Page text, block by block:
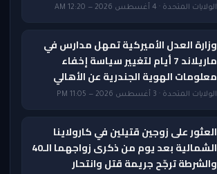
الولايات المتحدة · 4 أغسطس 2026 — 12:20 AM
وزارة العدل الأميركية تمهل مدارس في
ماريلاند 7 أيام لتغيير سياسة إخفاء
معلومات الهوية الجندرية عن الأهالي
الولايات المتحدة · 3 أغسطس 2026 — 11:05 PM
العثور على زوجين قتيلين في كارولاينا
الشمالية بعد يوم من ذكرى زواجهما الـ40
والشرطة ترجّح جريمة قتل وانتحار